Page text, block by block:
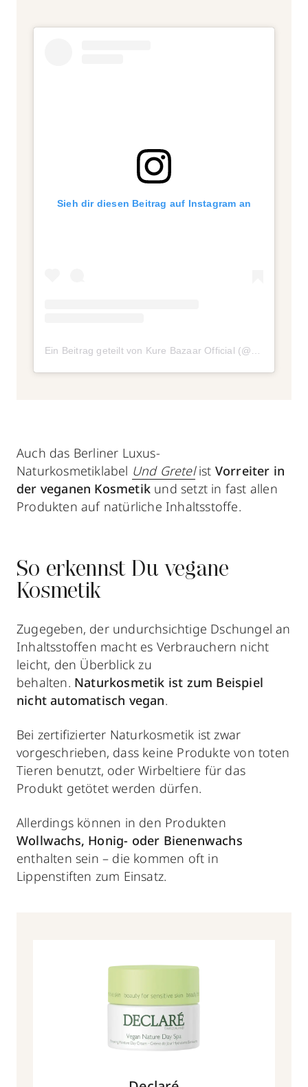
Sieh dir diesen Beitrag auf Instagram an
Auch das Berliner Luxus-
Naturkosmetiklabel Und Gretelist Vorreiter in
der veganen Kosmetik und setzt in fast allen
Produkten auf natürliche Inhaltsstoffe.
So erkennst Du vegane
Kosmetik
Zugegeben, der undurchsichtige Dschungel an
Inhaltsstoffen macht es Verbrauchern nicht
leicht, den Überblick zu
behalten. Naturkosmetik ist zum Beispiel
nicht automatisch vegan.
Bei zertifizierter Naturkosmetik ist zwar
vorgeschrieben, dass keine Produkte von toten
Tieren benutzt, oder Wirbeltiere für das
Produkt getötet werden dürfen.
Allerdings können in den Produkten
Wollwachs, Honig- oder Bienenwachs
enthalten sein – die kommen oft in
Lippenstiften zum Einsatz.